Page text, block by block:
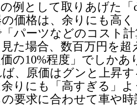
例として取りあげた
価格は、余りにも高
パーツなどのコスト
た場合、数百万円を
の10%程度」でしか
、原価はグンと上昇
りにも「高すぎる」
要求に合わせて車や